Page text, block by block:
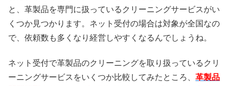
と、革製品を専門に扱っているクリーニングサービスがい
くつか見つかります。ネット受付の場合は対象が全国なの
で、依頼数も多くなり経営しやすくなるんでしょうね。
ネット受付で革製品のクリーニングを取り扱っているクリ
ーニングサービスをいくつか比較してみたところ、 革製品